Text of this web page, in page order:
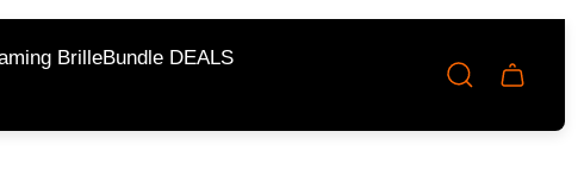
BrilleBundle DEALS
Wagens.